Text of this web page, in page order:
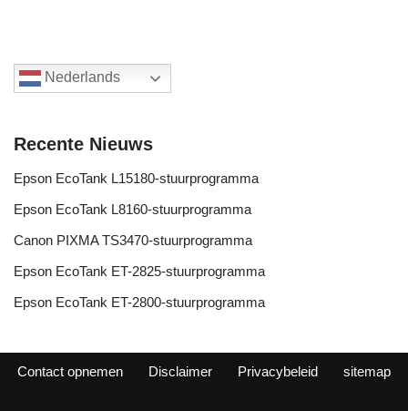
Nederlands
Recente Nieuws
Epson EcoTank L15180-stuurprogramma
Epson EcoTank L8160-stuurprogramma
Canon PIXMA TS3470-stuurprogramma
Epson EcoTank ET-2825-stuurprogramma
Epson EcoTank ET-2800-stuurprogramma
Contact opnemen Disclaimer Privacybeleid sitemap